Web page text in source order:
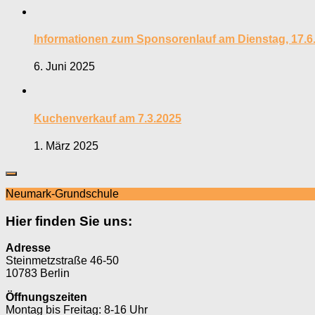
Informationen zum Sponsorenlauf am Dienstag,
6. Juni 2025
Kuchenverkauf am 7.3.2025
1. März 2025
Neumark-Grundschule
Hier finden Sie uns:
Adresse
Steinmetzstraße 46-50
10783 Berlin
Öffnungszeiten
Montag bis Freitag: 8-16 Uhr